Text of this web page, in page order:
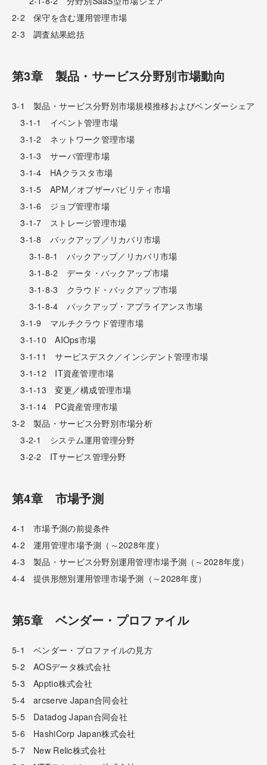
2-2 保守を含む運用管理市場
2-3 調査結果総括
第3章 製品・サービス分野別市場動向
3-1 製品・サービス分野別市場規模推移およびベンダーシェア
3-1-1 イベント管理市場
3-1-2 ネットワーク管理市場
3-1-3 サーバ管理市場
3-1-4 HAクラスタ市場
3-1-5 APM／オブザーバビリティ市場
3-1-6 ジョブ管理市場
3-1-7 ストレージ管理市場
3-1-8 バックアップ／リカバリ市場
3-1-8-1 バックアップ／リカバリ市場
3-1-8-2 データ・バックアップ市場
3-1-8-3 クラウド・バックアップ市場
3-1-8-4 バックアップ・アプライアンス市場
3-1-9 マルチクラウド管理市場
3-1-10 AIOps市場
3-1-11 サービスデスク／インシデント管理市場
3-1-12 IT資産管理市場
3-1-13 変更／構成管理市場
3-1-14 PC資産管理市場
3-2 製品・サービス分野別市場分析
3-2-1 システム運用管理分野
3-2-2 ITサービス管理分野
第4章 市場予測
4-1 市場予測の前提条件
4-2 運用管理市場予測（～2028年度）
4-3 製品・サービス分野別運用管理市場予測（～2028年度）
4-4 提供形態別運用管理市場予測（～2028年度）
第5章 ベンダー・プロファイル
5-1 ベンダー・プロファイルの見方
5-2 AOSデータ株式会社
5-3 Apptio株式会社
5-4 arcserve Japan合同会社
5-5 Datadog Japan合同会社
5-6 HashiCorp Japan株式会社
5-7 New Relic株式会社